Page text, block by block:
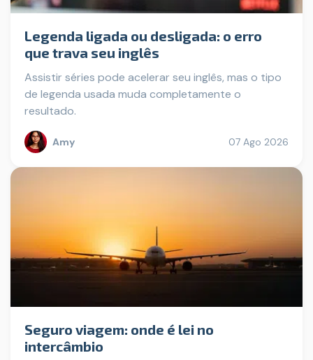
Legenda ligada ou desligada: o erro
que trava seu inglês
Assistir séries pode acelerar seu inglês, mas o tipo
de legenda usada muda completamente o
resultado.
Amy 07 Ago 2026
Seguro viagem: onde é lei no
intercâmbio